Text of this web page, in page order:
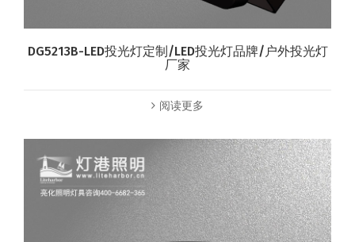
DG5213B-LED投光灯定制/LED投光灯品牌/户外投光灯
厂家
阅读更多